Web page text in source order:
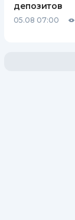
депозитов
05.08 07:00